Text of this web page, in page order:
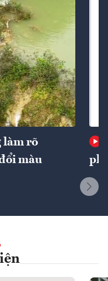
làm rõ
màu
phí